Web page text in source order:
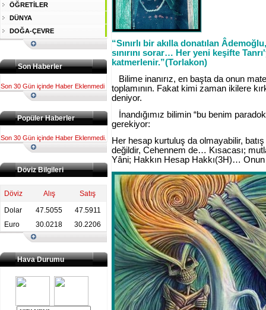
“Sınırlı bir akılla donatılan
sınırını sorar… Her yeni keşifte
katmerlenir.”(Torlakon)
Bilime inanırız, en başta da onun
toplamının. Fakat kimi zaman ikilere
deniyor.
İnandığımız bilimin “bu benim
gerekiyor:
Her hesap kurtuluş da olmayabilir,
değildir, Cehennem de… Kısacası;
Yâni; Hakkın Hesap Hakkı(3H)…
ÖĞRETİLER
DÜNYA
DOĞA-ÇEVRE
Son Haberler
Son 30 Gün içinde Haber Eklenmedi
Popüler Haberler
Son 30 Gün içinde Haber Eklenmedi.
Döviz Bilgileri
Döviz Alış
Satış
Dolar
47.5055
47.5911
Euro
30.0218 30.2206
Hava Durumu